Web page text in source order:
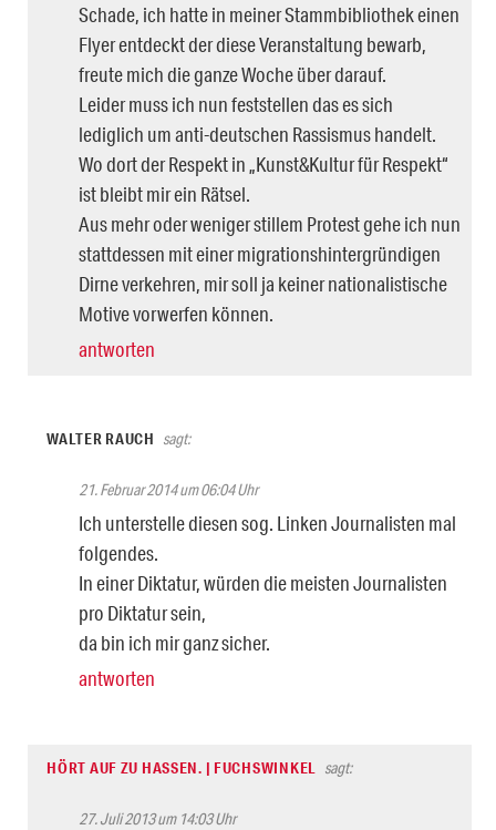
Schade, ich hatte in meiner Stammbibliothek einen
Flyer entdeckt der diese Veranstaltung bewarb,
freute mich die ganze Woche über darauf.
Leider muss ich nun feststellen das es sich
lediglich um anti-deutschen Rassismus handelt.
Wo dort der Respekt in „Kunst&Kultur für Respekt“
ist bleibt mir ein Rätsel.
Aus mehr oder weniger stillem Protest gehe ich nun
stattdessen mit einer migrationshintergründigen
Dirne verkehren, mir soll ja keiner nationalistische
Motive vorwerfen können.
antworten
WALTER RAUCH sagt:
21. Februar 2014 um 06:04 Uhr
Ich unterstelle diesen sog. Linken Journalisten mal
folgendes.
In einer Diktatur, würden die meisten Journalisten
pro Diktatur sein,
da bin ich mir ganz sicher.
antworten
HÖRT AUF ZU HASSEN. | FUCHSWINKEL sagt:
27. Juli 2013 um 14:03 Uhr